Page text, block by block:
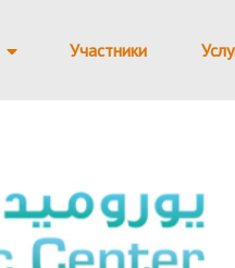
Участники